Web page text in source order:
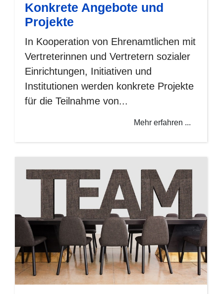
Konkrete Angebote und
Projekte
In Kooperation von Ehrenamtlichen mit
Vertreterinnen und Vertretern sozialer
Einrichtungen, Initiativen und
Institutionen werden konkrete Projekte
für die Teilnahme von...
Mehr erfahren ...